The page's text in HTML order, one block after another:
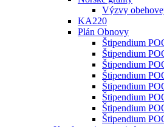
Výzvy
KA220
Plán Obnovy
Štipendium
Štipendium
Štipendium
Štipendium
Štipendium
Štipendium
Štipendium
Štipendium